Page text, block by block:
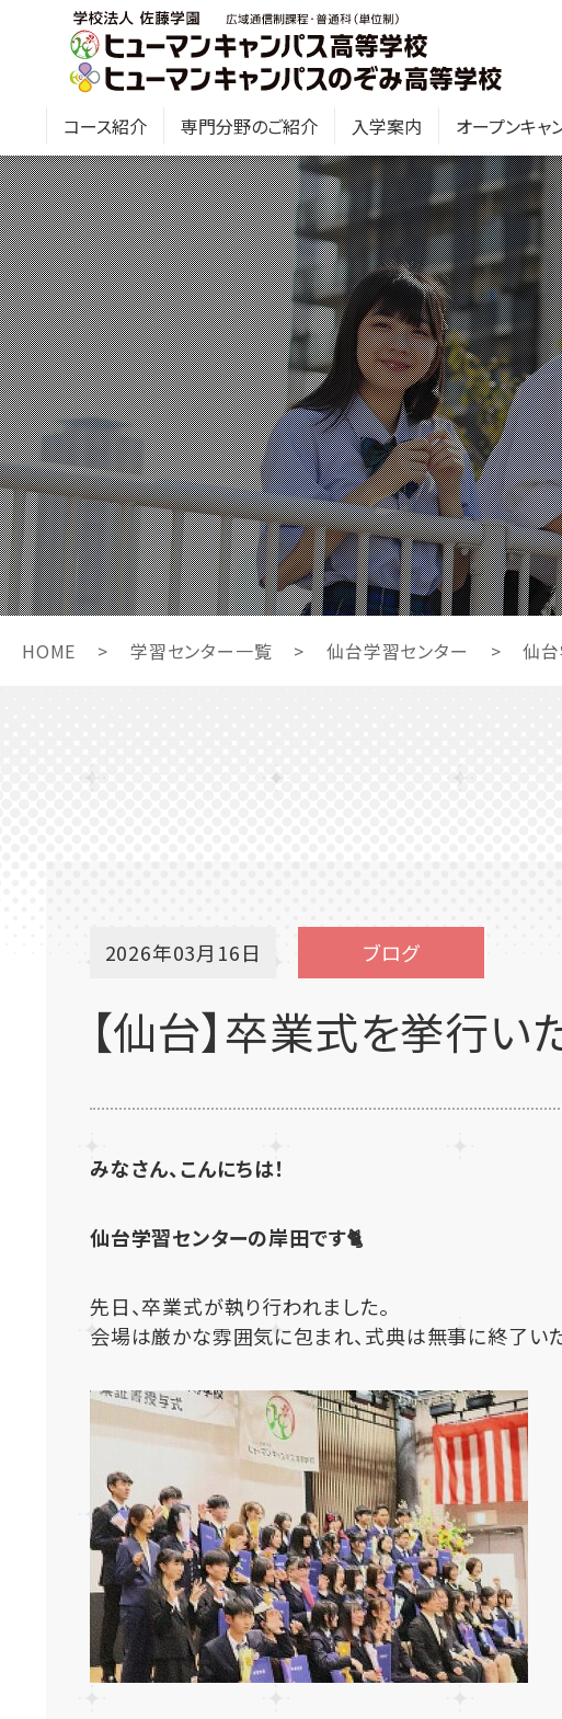
コース紹介 専門分野のご紹介 入学案内 オープンキャ
HOME > 学習センター一覧 > 仙台学習センター > 仙
2026年03月16日 ブログ
【仙台】卒業式を挙行い
みなさん、こんにちは！
仙台学習センターの岸田です🐈
先日、卒業式が執り行われました。
会場は厳かな雰囲気に包まれ、式典は無事に終了いた